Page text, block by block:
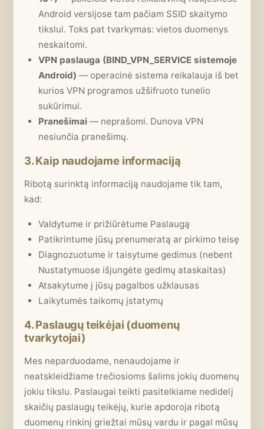
Android versijose tam pačiam SSID skaitymo
tikslui. Toks pat tvarkymas: vietos duomenys
neskaitomi.
VPN paslauga (BIND_VPN_SERVICE sistemoje
Android) — operacinė sistema reikalauja iš bet
kurios VPN programos užšifruoto tunelio
sukūrimui.
Pranešimai — neprašomi. Dunova VPN
nesiunčia pranešimų.
3. Kaip naudojame informaciją
Ribotą surinktą informaciją naudojame tik tam,
kad:
Valdytume ir prižiūrėtume Paslaugą
Patikrintume jūsų prenumeratą ar pirkimo teisę
Diagnozuotume ir taisytume gedimus (nebent
Nustatymuose išjungėte gedimų ataskaitas)
Atsakytume į jūsų pagalbos užklausas
Laikytumės taikomų įstatymų
4. Paslaugų teikėjai (duomenų
tvarkytojai)
Mes neparduodame, nenaudojame ir
neatskleidžiame trečiosioms šalims jokių duomenų
jokiu tikslu. Paslaugai teikti pasitelkiame nedidelį
skaičių paslaugų teikėjų, kurie apdoroja ribotą
duomenų rinkinį griežtai mūsų vardu ir pagal mūsų